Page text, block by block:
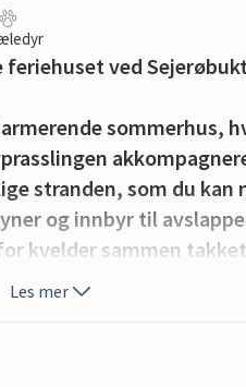
ved
sommerhus,
stranden, som du kan
og innbyr til
kvelder sammen
På eiendommen er
til koselige kvelder.
Les mer